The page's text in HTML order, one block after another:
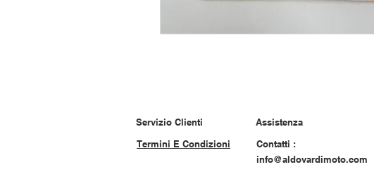
Servizio Clienti
Termini E Condizioni
Assistenza
Contatti :
info@aldovardimoto.com